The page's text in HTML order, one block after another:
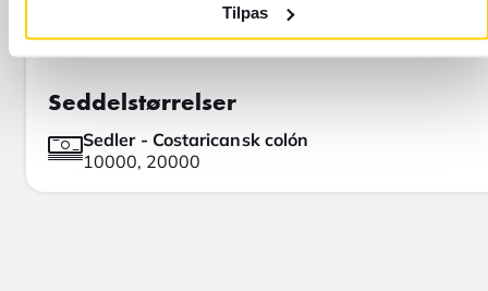
Tilpas
Seddelstørrelser
Sedler - Costaricansk colón
10000, 20000